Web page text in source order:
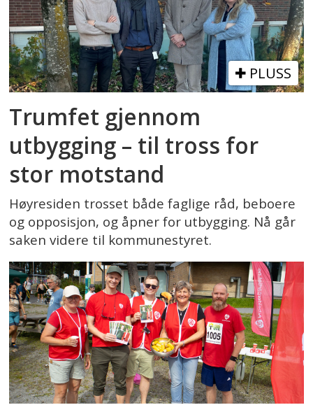
PLUSS
Trumfet gjennom
utbygging – til tross for
stor motstand
Høyresiden trosset både faglige råd, beboere
og opposisjon, og åpner for utbygging. Nå går
saken videre til kommunestyret.